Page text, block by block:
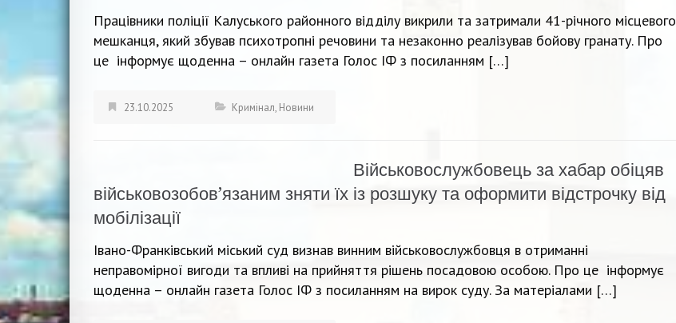
Працівники поліції Калуського районного відділу викрили та затримали 41-річного місцевого
мешканця, який збував психотропні речовини та незаконно реалізував бойову гранату. Про
це інформує щоденна – онлайн газета Голос ІФ з посиланням […]
23.10.2025 Кримінал, Новини
Військовослужбовець за хабар обіцяв
військовозобов’язаним зняти їх із розшуку та оформити відстрочку від
мобілізації
Івано-Франківський міський суд визнав винним військовослужбовця в отриманні
неправомірної вигоди та впливі на прийняття рішень посадовою особою. Про це інформує
щоденна – онлайн газета Голос ІФ з посиланням на вирок суду. За матеріалами […]